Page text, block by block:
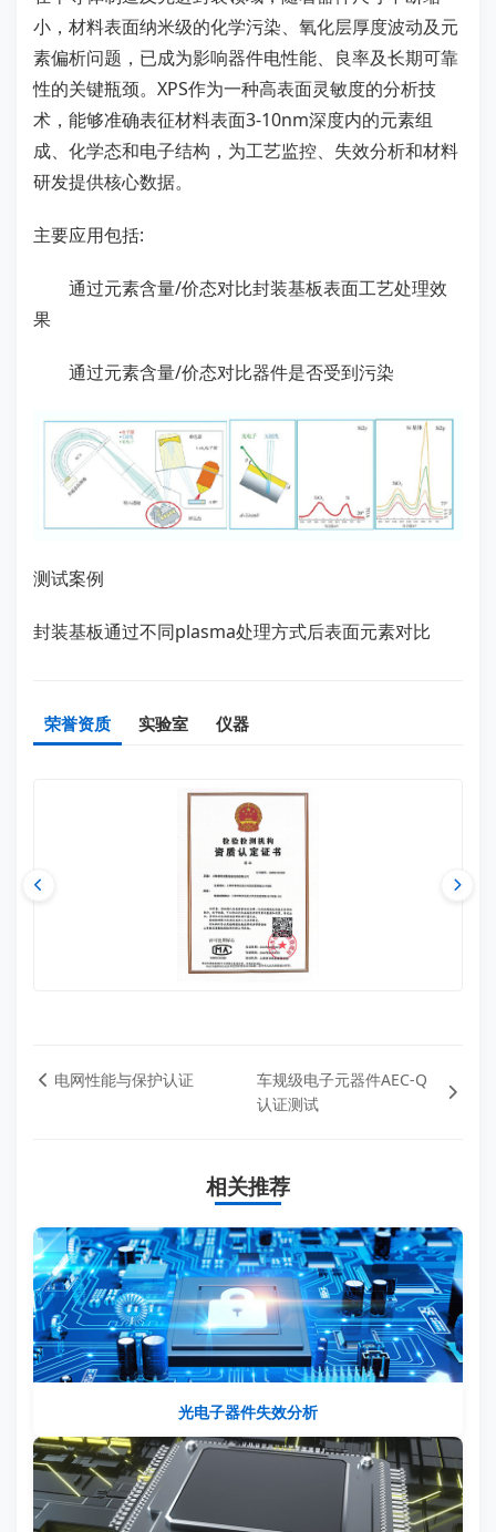
小，材料表面纳米级的化学污染、氧化层厚度波动及元
素偏析问题，已成为影响器件电性能、良率及长期可靠
性的关键瓶颈。XPS作为一种高表面灵敏度的分析技
术，能够准确表征材料表面3-10nm深度内的元素组
成、化学态和电子结构，为工艺监控、失效分析和材料
研发提供核心数据。
主要应用包括:
通过元素含量/价态对比封装基板表面工艺处理效
果
通过元素含量/价态对比器件是否受到污染
测试案例
封装基板通过不同plasma处理方式后表面元素对比
荣誉资质 实验室 仪器
电网性能与保护认证
车规级电子元器件AEC-Q
认证测试
相关推荐
光电子器件失效分析